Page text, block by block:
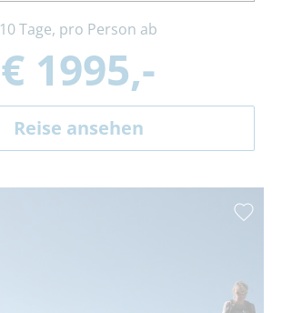
10 Tage, pro Person ab
€ 1995,-
Reise ansehen